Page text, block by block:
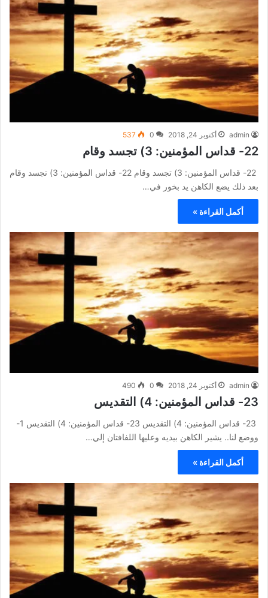
admin أكتوبر 24, 2018 0
537
22- قداس المؤمنين: 3) تجسد وقام
22- قداس المؤمنين: 3) تجسد وقام 22- قداس المؤمنين: 3) تجسد وقام
بعد ذلك يضع الكاهن يد بخور في…
أكمل القراءة »
admin أكتوبر 24, 2018 0
490
23- قداس المؤمنين: 4) التقديس
23- قداس المؤمنين: 4) التقديس 23- قداس المؤمنين: 4) التقديس 1-
ووضع لنا.. يشير الكاهن بيديه وعليها اللفافتان إلي…
أكمل القراءة »